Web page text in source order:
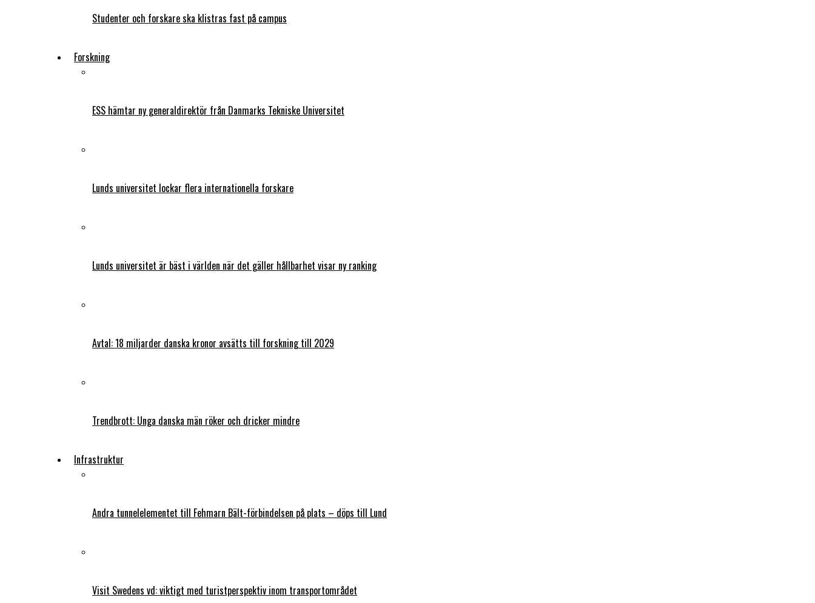
Studenter och forskare ska klistras fast på campus
Forskning
ESS hämtar ny generaldirektör från Danmarks Tekniske Universitet
Lunds universitet lockar flera internationella forskare
Lunds universitet är bäst i världen när det gäller hållbarhet visar ny ranking
Avtal: 18 miljarder danska kronor avsätts till forskning till 2029
Trendbrott: Unga danska män röker och dricker mindre
Infrastruktur
Andra tunnelelementet till Fehmarn Bält-förbindelsen på plats – döps till Lund
Visit Swedens vd: viktigt med turistperspektiv inom transportområdet